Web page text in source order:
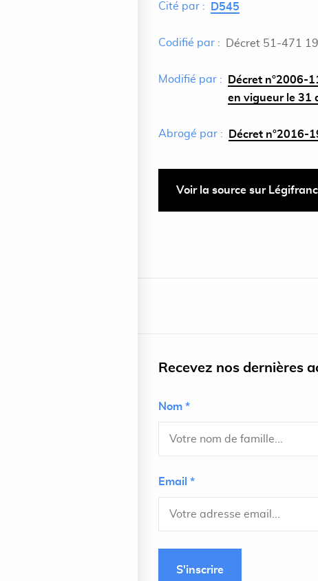
Cité par : D545
Codifié par : Décret 51-471
Modifié par :
Décret n°2006-
en vigueur le 31
Abrogé par : Décret n°2016-
Voir la source sur
Recevez nos dernières
Nom *
Email *
S'inscrire